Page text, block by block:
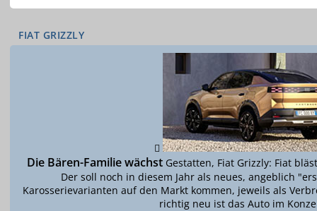
FIAT GRIZZLY
Die Bären-Familie wächstGestatten, Fiat Grizzly: Fiat
Der soll noch in diesem Jahr als neues, angeblich
Karosserievarianten auf den Markt kommen, jeweils als
richtig neu ist das Auto im